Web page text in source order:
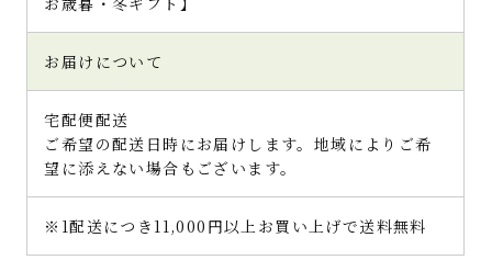
お届けについて
宅配便配送
ご希望の配送日時にお届けします。地域によりご希
望に添えない場合もございます。
※1配送につき11,000円以上お買い上げで送料無料